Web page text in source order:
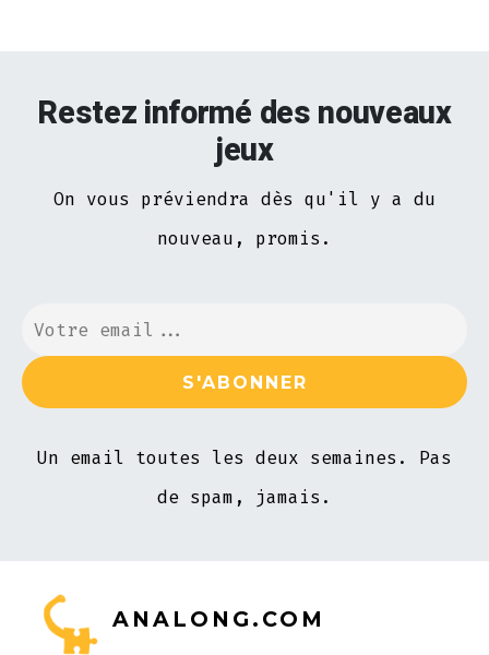
Restez informé des nouveaux
jeux
On vous préviendra dès qu'il y a du
nouveau, promis.
Un email toutes les deux semaines. Pas
de spam, jamais.
ANALONG.COM